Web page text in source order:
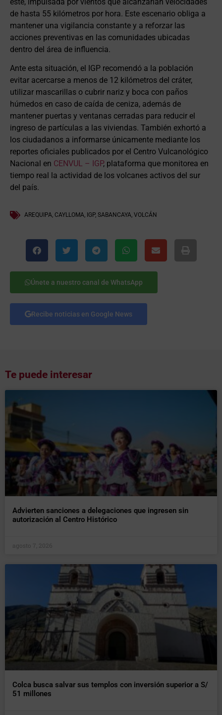
de hasta 55 kilómetros por hora. Este escenario obliga a
mantener una vigilancia constante y a reforzar las
acciones preventivas en las comunidades ubicadas
dentro del área de influencia.
Ante esta situación, el IGP recomendó a la población
evitar acercarse a menos de 12 kilómetros del cráter,
utilizar mascarillas o cubrir nariz y boca con paños
húmedos en caso de caída de ceniza, además de
mantener puertas y ventanas cerradas para reducir el
ingreso de partículas a las viviendas. También exhortó a
los ciudadanos a informarse únicamente mediante los
reportes oficiales publicados por el Centro Vulcanológico
Nacional en CENVUL – IGP, plataforma que monitorea en
tiempo real la actividad de los volcanes activos del sur
del país.
AREQUIPA, CAYLLOMA, IGP, SABANCAYA, VOLCÁN
Únete a nuestro canal de WhatsApp
Recibe noticias en Google News
Te puede interesar
Advierten sanciones a delegaciones que ingresen sin
autorización al Centro Histórico
agosto 7, 2026
Colca busca salvar sus templos con inversión superior a S/
51 millones